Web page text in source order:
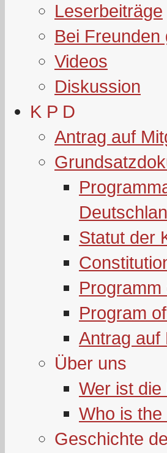
Leserbeiträge
Bei Freunden
Videos
Diskussion
K P D
Antrag auf
Statut der
Programm
Program
Antrag auf
Über uns
Wer ist die
Who is the
Geschichte